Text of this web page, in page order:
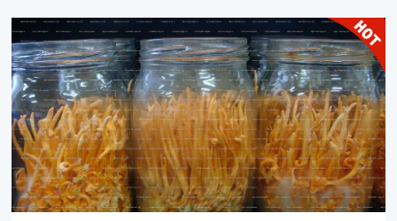
北蟲草 Cordyceps militaris